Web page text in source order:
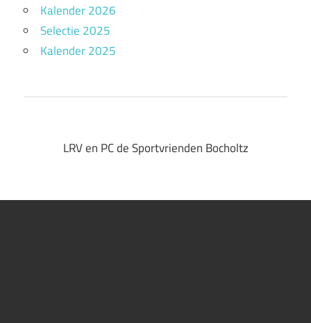
Kalender 2026
Selectie 2025
Kalender 2025
LRV en PC de Sportvrienden Bocholtz